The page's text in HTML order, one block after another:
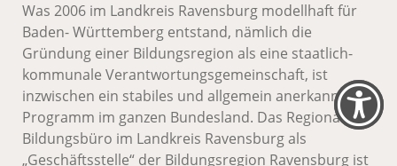
Was 2006 im Landkreis Ravensburg modellhaft für
Baden- Württemberg entstand, nämlich die
Gründung einer Bildungsregion als eine staatlich-
kommunale Verantwortungsgemeinschaft, ist
inzwischen ein stabiles und allgemein anerkanntes
Programm im ganzen Bundesland. Das Regionale
Bildungsbüro im Landkreis Ravensburg als
„Geschäftsstelle“ der Bildungsregion Ravensburg ist